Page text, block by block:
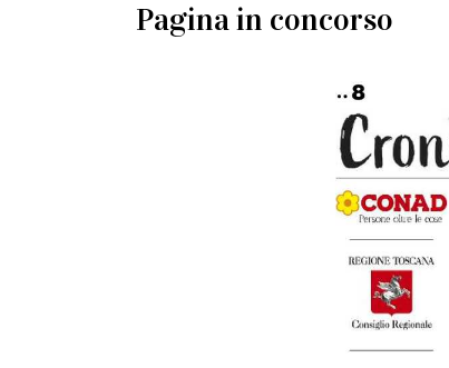
Pagina in concorso